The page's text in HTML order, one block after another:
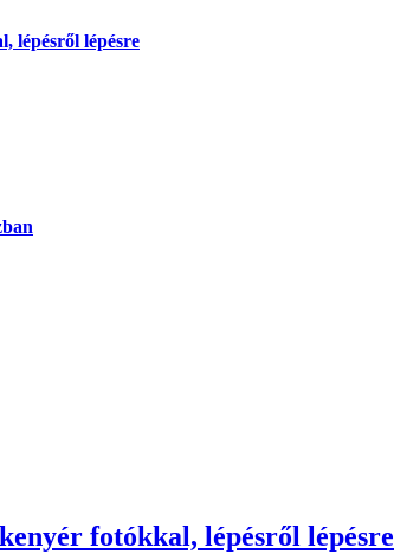
lépésről lépésre
fotókkal, lépésről lépésre